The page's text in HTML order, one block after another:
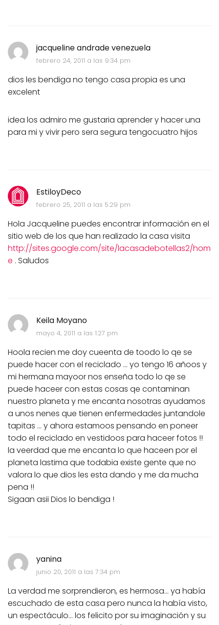
jacqueline andrade venezuela
febrero 24, 2011 a las 9:34 pm
dios les bendiga no tengo casa propia es una
excelent
idea los admiro me gustaria aprender y hacer una
para mi y vivir pero sera segura tengocuatro hijos
EstiloyDeco
febrero 25, 2011 a las 5:29 pm
Hola Jacqueline puedes encontrar información en el
sitio web de los que han realizado la casa visita
http://sites.google.com/site/lacasadebotellas2/hom
e . Saludos
Keila Moyano
mayo 4, 2011 a las 1:27 pm
Hoola recien me doy cueenta de toodo lo qe se
puede hacer con el reciclado ... yo tengo 16 añoos y
mi hermana mayoor nos enseña todo lo qe se
puede haceer con estas cosas qe contaminan
nuestro planeta y me encanta nosotras ayudamos
a unos nenes que tienen enfermedades juntandole
tapitas ... y ahora estamoos pensando en poneer
todo el reciclado en vestidoos para haceer fotos !!
la veerdad que me encanta lo que haceen por el
planeta lastima que todabia existe gente que no
valora lo que dios les esta dando y me da mucha
pena !!
Sigaan asii Dios lo bendiga !
yanina
junio 20, 2011 a las 7:34 pm
La verdad me sorprendieron, es hermosa... ya había
escuchado de esta casa pero nunca la había visto,
un espectáculo... los felicito por su imaginación y su